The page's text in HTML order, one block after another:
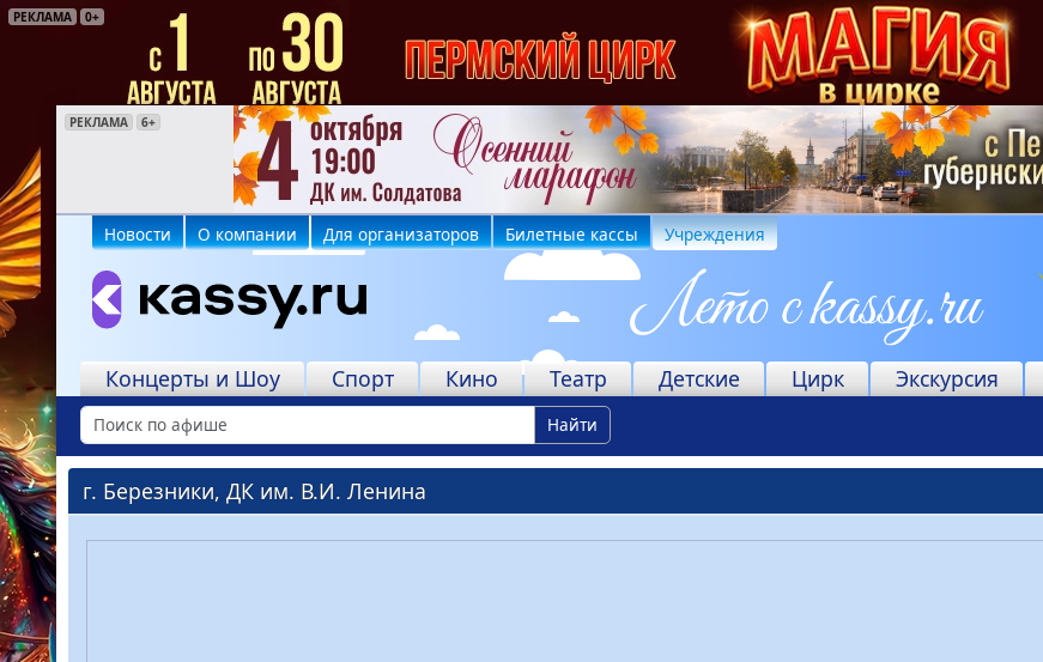
РЕКЛАМА 0+
РЕКЛАМА 6+
РЕКЛАМА 6+
РЕКЛАМА 16+
РЕКЛАМА 16+
РЕКЛАМА 6+
РЕКЛАМА 12+
Новости О компании Для организаторов Билетные кассы Учреждения
Концерты и Шоу Спорт Кино Театр Детские Цирк Экскурсия
Найти
г. Березники, ДК им. В.И. Ленина